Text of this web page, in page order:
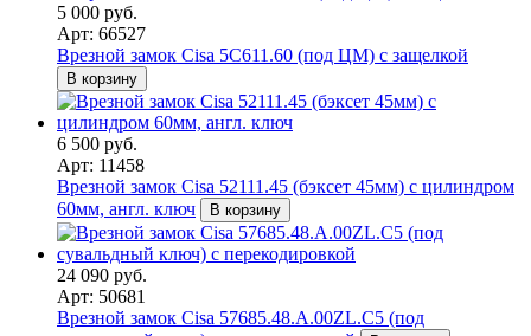
5 000 руб.
Арт: 66527
Врезной замок Cisa 5С611.60 (под ЦМ) с защелкой
В корзину
6 500 руб.
Арт: 11458
Врезной замок Cisa 52111.45 (бэксет 45мм) с цилиндром
60мм, англ. ключ
В корзину
24 090 руб.
Арт: 50681
Врезной замок Cisa 57685.48.A.00ZL.C5 (под